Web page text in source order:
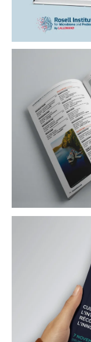
Roll-up,
Guide